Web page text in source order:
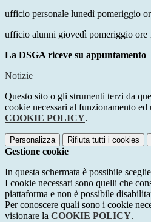
ufficio personale lunedì pomeriggio
ufficio alunni giovedì pomeriggio ore
La DSGA riceve su appuntamento
Notizie
Questo sito o gli strumenti terzi da
cookie necessari al funzionamento
COOKIE POLICY.
Personalizza Rifiuta tutti i cookies
Gestione cookie
In questa schermata è possibile
I cookie necessari sono quelli che
piattaforma e non è possibile
Per conoscere quali sono i cookie
visionare la COOKIE POLICY.